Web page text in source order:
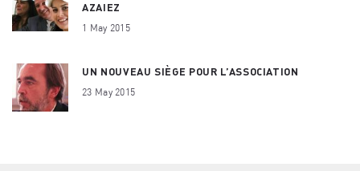
AZAIEZ
1 May 2015
UN NOUVEAU SIÈGE POUR L’ASSOCIATION
23 May 2015